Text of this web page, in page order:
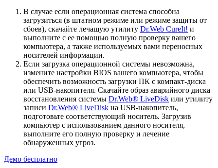
В случае если операционная система способна
загрузиться (в штатном режиме или режиме защиты от
сбоев), скачайте лечащую утилиту Dr.Web CureIt! и
выполните с ее помощью полную проверку вашего
компьютера, а также используемых вами переносных
носителей информации.
Если загрузка операционной системы невозможна,
измените настройки BIOS вашего компьютера, чтобы
обеспечить возможность загрузки ПК с компакт-диска
или USB-накопителя. Скачайте образ аварийного диска
восстановления системы Dr.Web® LiveDisk или утилиту
записи Dr.Web® LiveDisk на USB-накопитель,
подготовьте соответствующий носитель. Загрузив
компьютер с использованием данного носителя,
выполните его полную проверку и лечение
обнаруженных угроз.
Демо бесплатно